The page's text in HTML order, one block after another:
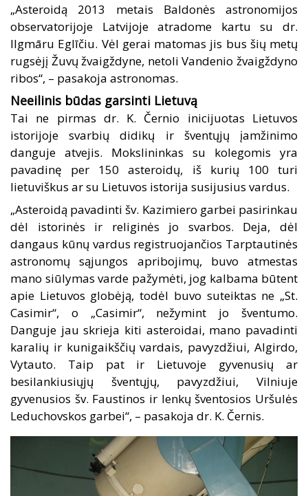
„Asteroidą 2013 metais Baldonės astronomijos
observatorijoje Latvijoje atradome kartu su dr.
Ilgmāru Eglīčiu. Vėl gerai matomas jis bus šių metų
rugsėjį Žuvų žvaigždyne, netoli Vandenio žvaigždyno
ribos“, – pasakoja astronomas.
Neeilinis būdas garsinti Lietuvą
Tai ne pirmas dr. K. Černio inicijuotas Lietuvos
istorijoje svarbių didikų ir šventųjų įamžinimo
danguje atvejis. Mokslininkas su kolegomis yra
pavadinę per 150 asteroidų, iš kurių 100 turi
lietuviškus ar su Lietuvos istorija susijusius vardus.
„Asteroidą pavadinti šv. Kazimiero garbei pasirinkau
dėl istorinės ir religinės jo svarbos. Deja, dėl
dangaus kūnų vardus registruojančios Tarptautinės
astronomų sąjungos apribojimų, buvo atmestas
mano siūlymas varde pažymėti, jog kalbama būtent
apie Lietuvos globėją, todėl buvo suteiktas ne „St.
Casimir“, o „Casimir“, nežymint jo šventumo.
Danguje jau skrieja kiti asteroidai, mano pavadinti
karalių ir kunigaikščių vardais, pavyzdžiui, Algirdo,
Vytauto. Taip pat ir Lietuvoje gyvenusių ar
besilankiusiųjų šventųjų, pavyzdžiui, Vilniuje
gyvenusios šv. Faustinos ir lenkų šventosios Uršulės
Leduchovskos garbei“, – pasakoja dr. K. Černis.